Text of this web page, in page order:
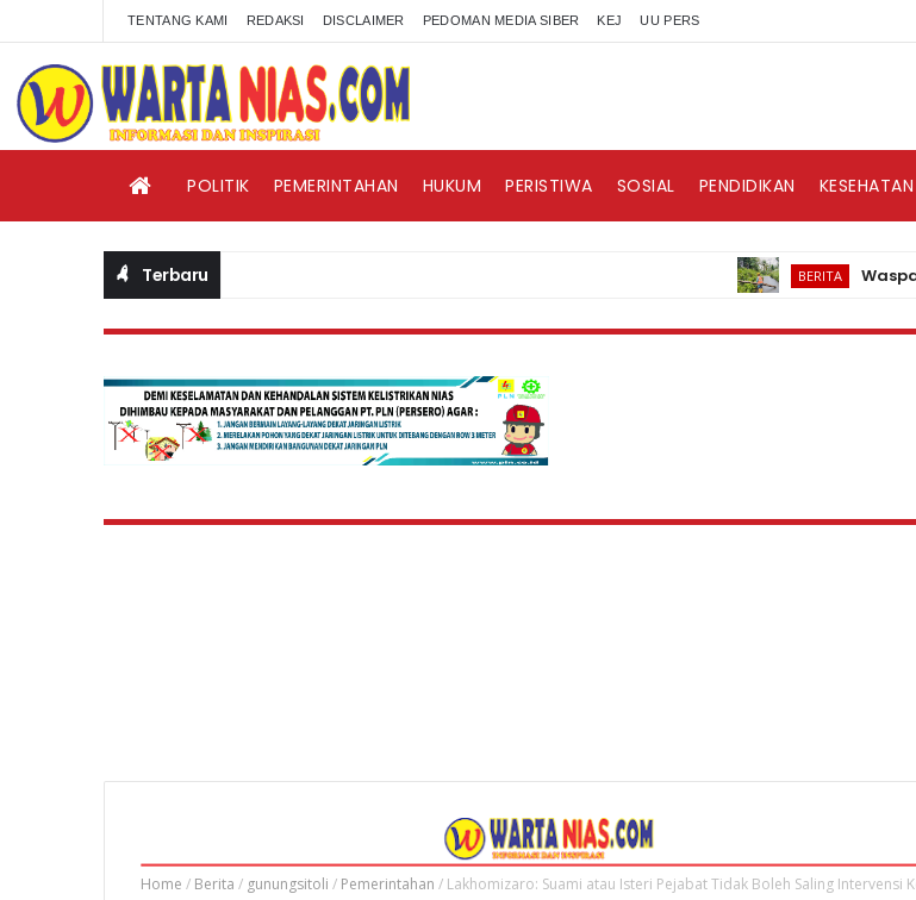
TENTANG KAMI REDAKSI DISCLAIMER PEDOMAN MEDIA SIBER KEJ UU PERS
POLITIK PEMERINTAHAN HUKUM PERISTIWA SOSIAL PENDIDIKAN KESEHATAN
Terbaru BERITA Waspadai
Home / Berita / gunungsitoli / Pemerintahan / Lakhomizaro: Suami atau Isteri Pejabat Tidak Boleh Saling Intervensi